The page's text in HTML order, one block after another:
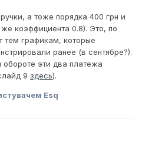
а тоже порядка 400 грн и
коэффициента 0.8). Это, по
тем графикам, которые
ранее (в сентябре?).
эти два платежа
9 здесь).
Esq